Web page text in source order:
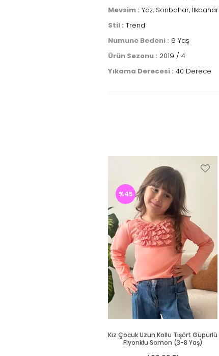
Mevsim : Yaz, Sonbahar, İlkbahar
Stil : Trend
Numune Bedeni : 6 Yaş
Ürün Sezonu : 2019 / 4
Yıkama Derecesi : 40 Derece
Kız Çocuk Uzun Kollu Tişört Güpürlü
Fiyonklu Somon (3-8 Yaş)
%45